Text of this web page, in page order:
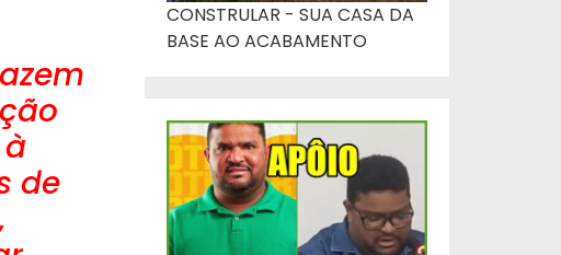
de
CONSTRULAR - SUA CASA DA
BASE AO ACABAMENTO